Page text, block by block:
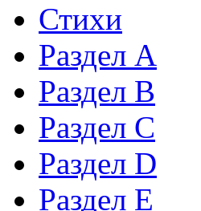
Стихи
Раздел А
Раздел B
Раздел С
Раздел D
Раздел Е